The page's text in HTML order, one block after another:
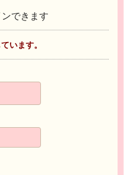
できます
います。